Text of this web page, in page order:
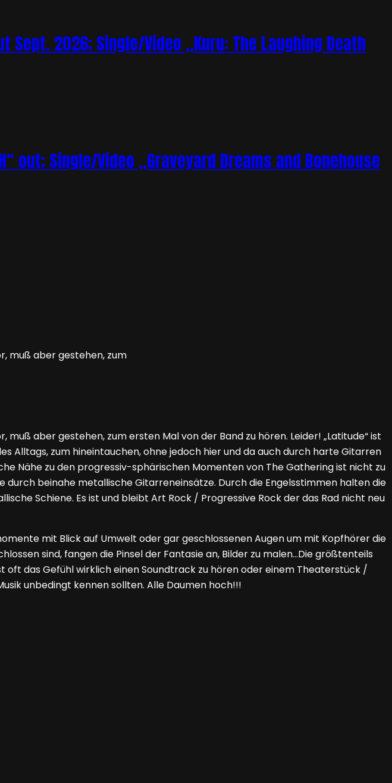
2026; Single/Video „Kuru: The Laughing Death
out; Single/Video „Graveyard Dreams and Bonehouse
muß aber gestehen, zum
aber gestehen, zum ersten Mal von der Band zu hören. Leider! „Latitude“ ist
Alltags, zum hineintauchen, ohne jedoch hier und da auch durch harte Gitarren
Nähe zu den progressiv-sphärischen Momenten von The Gathering ist nicht zu
beinahe metallische Gitarreneinsätze. Durch die Engelsstimmen halten die
Schiene. Es ist und bleibt Art Rock / Progressive Rock der das Rad nicht neu
mit Blick auf Umwelt oder gar geschlossenen Augen um mit Kopfhörer die
sind, fangen die Pinsel der Fantasie an, Bilder zu malen…Die größtenteils
das Gefühl wirklich einen Soundtrack zu hören oder einem Theaterstück /
unbedingt kennen sollten. Alle Daumen hoch!!!